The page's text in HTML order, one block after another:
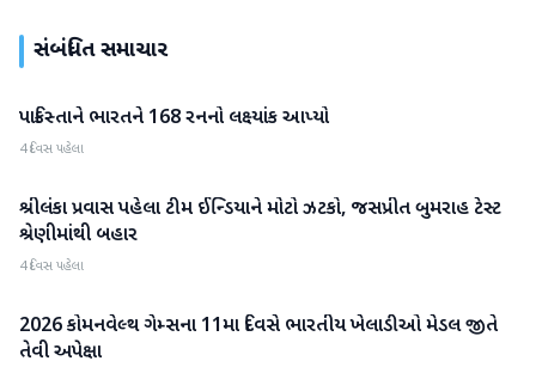
સંબંધિત સમાચાર
રમતગમત
પાકિસ્તાને ભારતને 168 રનનો લક્ષ્યાંક આપ્યો
4 દિવસ પહેલા
રમતગમત
શ્રીલંકા પ્રવાસ પહેલા ટીમ ઈન્ડિયાને મોટો ઝટકો, જસપ્રીત બુમરાહ ટેસ્ટ
શ્રેણીમાંથી બહાર
4 દિવસ પહેલા
રમતગમત
2026 કોમનવેલ્થ ગેમ્સના 11મા દિવસે ભારતીય ખેલાડીઓ મેડલ જીતે
તેવી અપેક્ષા